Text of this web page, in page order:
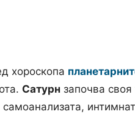
хороскопа
Сатурн започва своя